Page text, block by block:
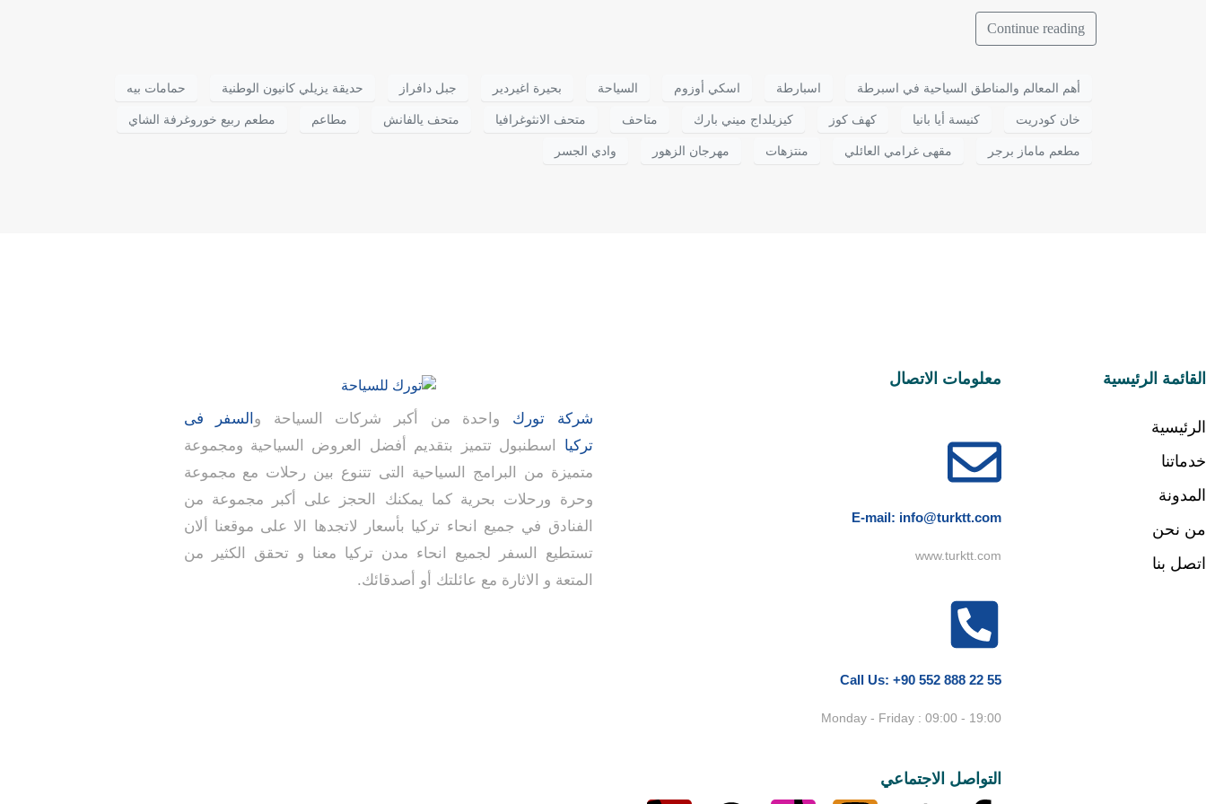
Continue reading
أهم المعالم والمناطق السياحية في اسبرطة اسبارطة اسكي أوزوم السياحة بحيرة اغيردير جبل دافراز حديقة يزيلي كانيون الوطنية حمامات بيه
خان كودريت كنيسة أيا بانيا كهف كوز كيزيلداج ميني بارك متاحف متحف الانثوغرافيا متحف يالفانش مطاعم مطعم ربيع خوروغرفة الشاي
مطعم ماماز برجر مقهى غرامي العائلي منتزهات مهرجان الزهور وادي الجسر
القائمة الرئيسية
الرئيسية
خدماتنا
المدونة
من نحن
اتصل بنا
معلومات الاتصال
E-mail: info@turktt.com
www.turktt.com
Call Us: +90 552 888 22 55
Monday - Friday : 09:00 - 19:00
التواصل الاجتماعي
شركة تورك واحدة من أكبر شركات السياحة و السفر فى
تركيا اسطنبول تتميز بتقديم أفضل العروض السياحية ومجموعة
متميزة من البرامج السياحية التى تتنوع بين رحلات مع مجموعة
وحرة ورحلات بحرية كما يمكنك الحجز على أكبر مجموعة من
الفنادق في جميع انحاء تركيا بأسعار لاتجدها الا على موقعنا ألان
تستطيع السفر لجميع انحاء مدن تركيا معنا و تحقق الكثير من
المتعة و الاثارة مع عائلتك أو أصدقائك.